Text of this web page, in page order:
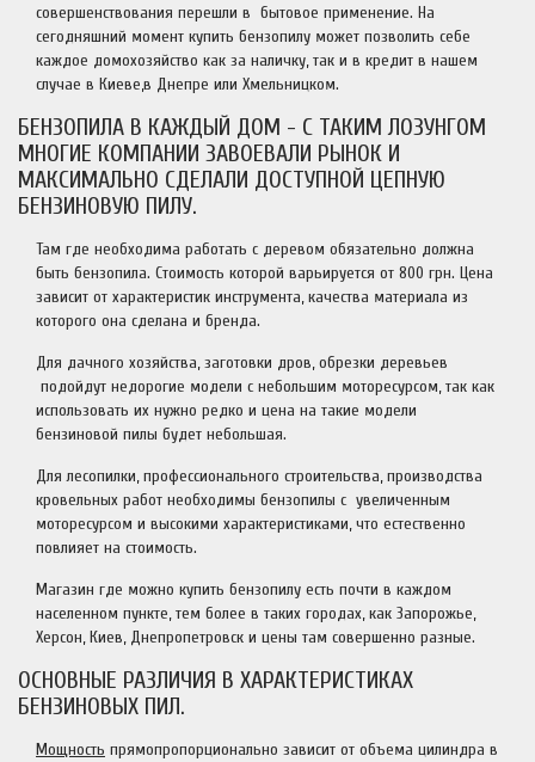
совершенствования перешли в бытовое применение. На
сегодняшний момент купить бензопилу может позволить себе
каждое домохозяйство как за наличку, так и в кредит в нашем
случае в Киеве,в Днепре или Хмельницком.
БЕНЗОПИЛА В КАЖДЫЙ ДОМ - С ТАКИМ ЛОЗУНГОМ
МНОГИЕ КОМПАНИИ ЗАВОЕВАЛИ РЫНОК И
МАКСИМАЛЬНО СДЕЛАЛИ ДОСТУПНОЙ ЦЕПНУЮ
БЕНЗИНОВУЮ ПИЛУ.
Там где необходима работать с деревом обязательно должна
быть бензопила. Стоимость которой варьируется от 800 грн. Цена
зависит от характеристик инструмента, качества материала из
которого она сделана и бренда.
Для дачного хозяйства, заготовки дров, обрезки деревьев
подойдут недорогие модели с небольшим моторесурсом, так как
использовать их нужно редко и цена на такие модели
бензиновой пилы будет небольшая.
Для лесопилки, профессионального строительства, производства
кровельных работ необходимы бензопилы с увеличенным
моторесурсом и высокими характеристиками, что естественно
повлияет на стоимость.
Магазин где можно купить бензопилу есть почти в каждом
населенном пункте, тем более в таких городах, как Запорожье,
Херсон, Киев, Днепропетровск и цены там совершенно разные.
ОСНОВНЫЕ РАЗЛИЧИЯ В ХАРАКТЕРИСТИКАХ
БЕНЗИНОВЫХ ПИЛ.
Мощность прямопропорционально зависит от объема цилиндра в